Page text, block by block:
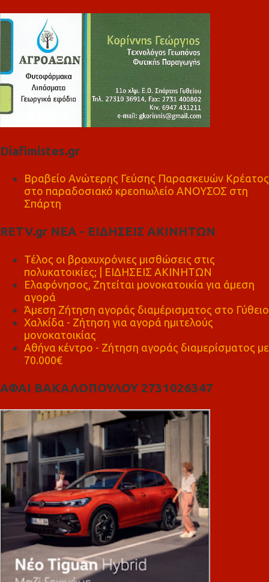
Diafimistes.gr
Βραβείο Ανώτερης Γεύσης Παρασκευών Κρέατος
στο παραδοσιακό κρεοπωλείο ΑΝΟΥΣΟΣ στη
Σπάρτη
RETV.gr ΝΕΑ - ΕΙΔΗΣΕΙΣ ΑΚΙΝΗΤΩΝ
Τέλος οι βραχυχρόνιες μισθώσεις στις
πολυκατοικίες; | ΕΙΔΗΣΕΙΣ ΑΚΙΝΗΤΩΝ
Ελαφόνησος, Ζητείται μονοκατοικία για άμεση
αγορά
Άμεση Ζήτηση αγοράς διαμέρισματος στο Γύθειο
Χαλκίδα - Ζήτηση για αγορά ημιτελούς
μονοκατοικίας
Αθήνα κέντρο - Ζήτηση αγοράς διαμερίσματος με
70.000€
ΑΦΑΙ ΒΑΚΑΛΟΠΟΥΛΟΥ 2731026347